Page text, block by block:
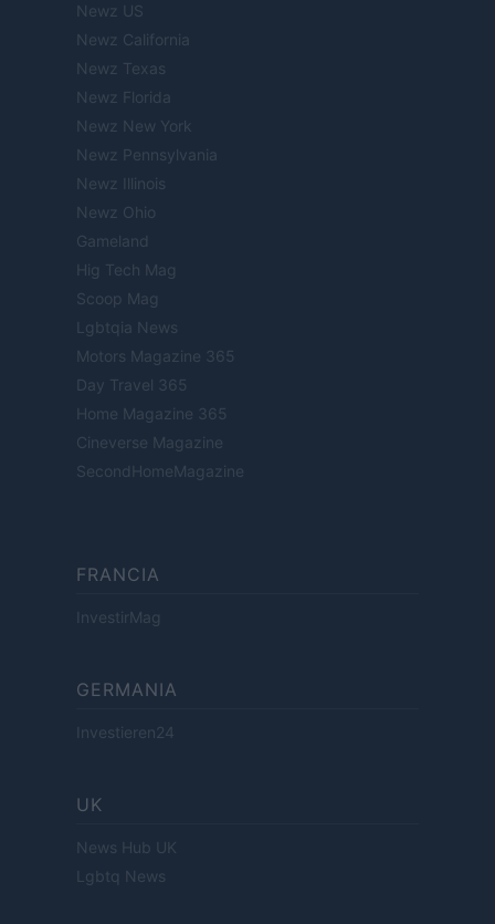
Newz US
Newz California
Newz Texas
Newz Florida
Newz New York
Newz Pennsylvania
Newz Illinois
Newz Ohio
Gameland
Hig Tech Mag
Scoop Mag
Lgbtqia News
Motors Magazine 365
Day Travel 365
Home Magazine 365
Cineverse Magazine
SecondHomeMagazine
FRANCIA
InvestirMag
GERMANIA
Investieren24
UK
News Hub UK
Lgbtq News